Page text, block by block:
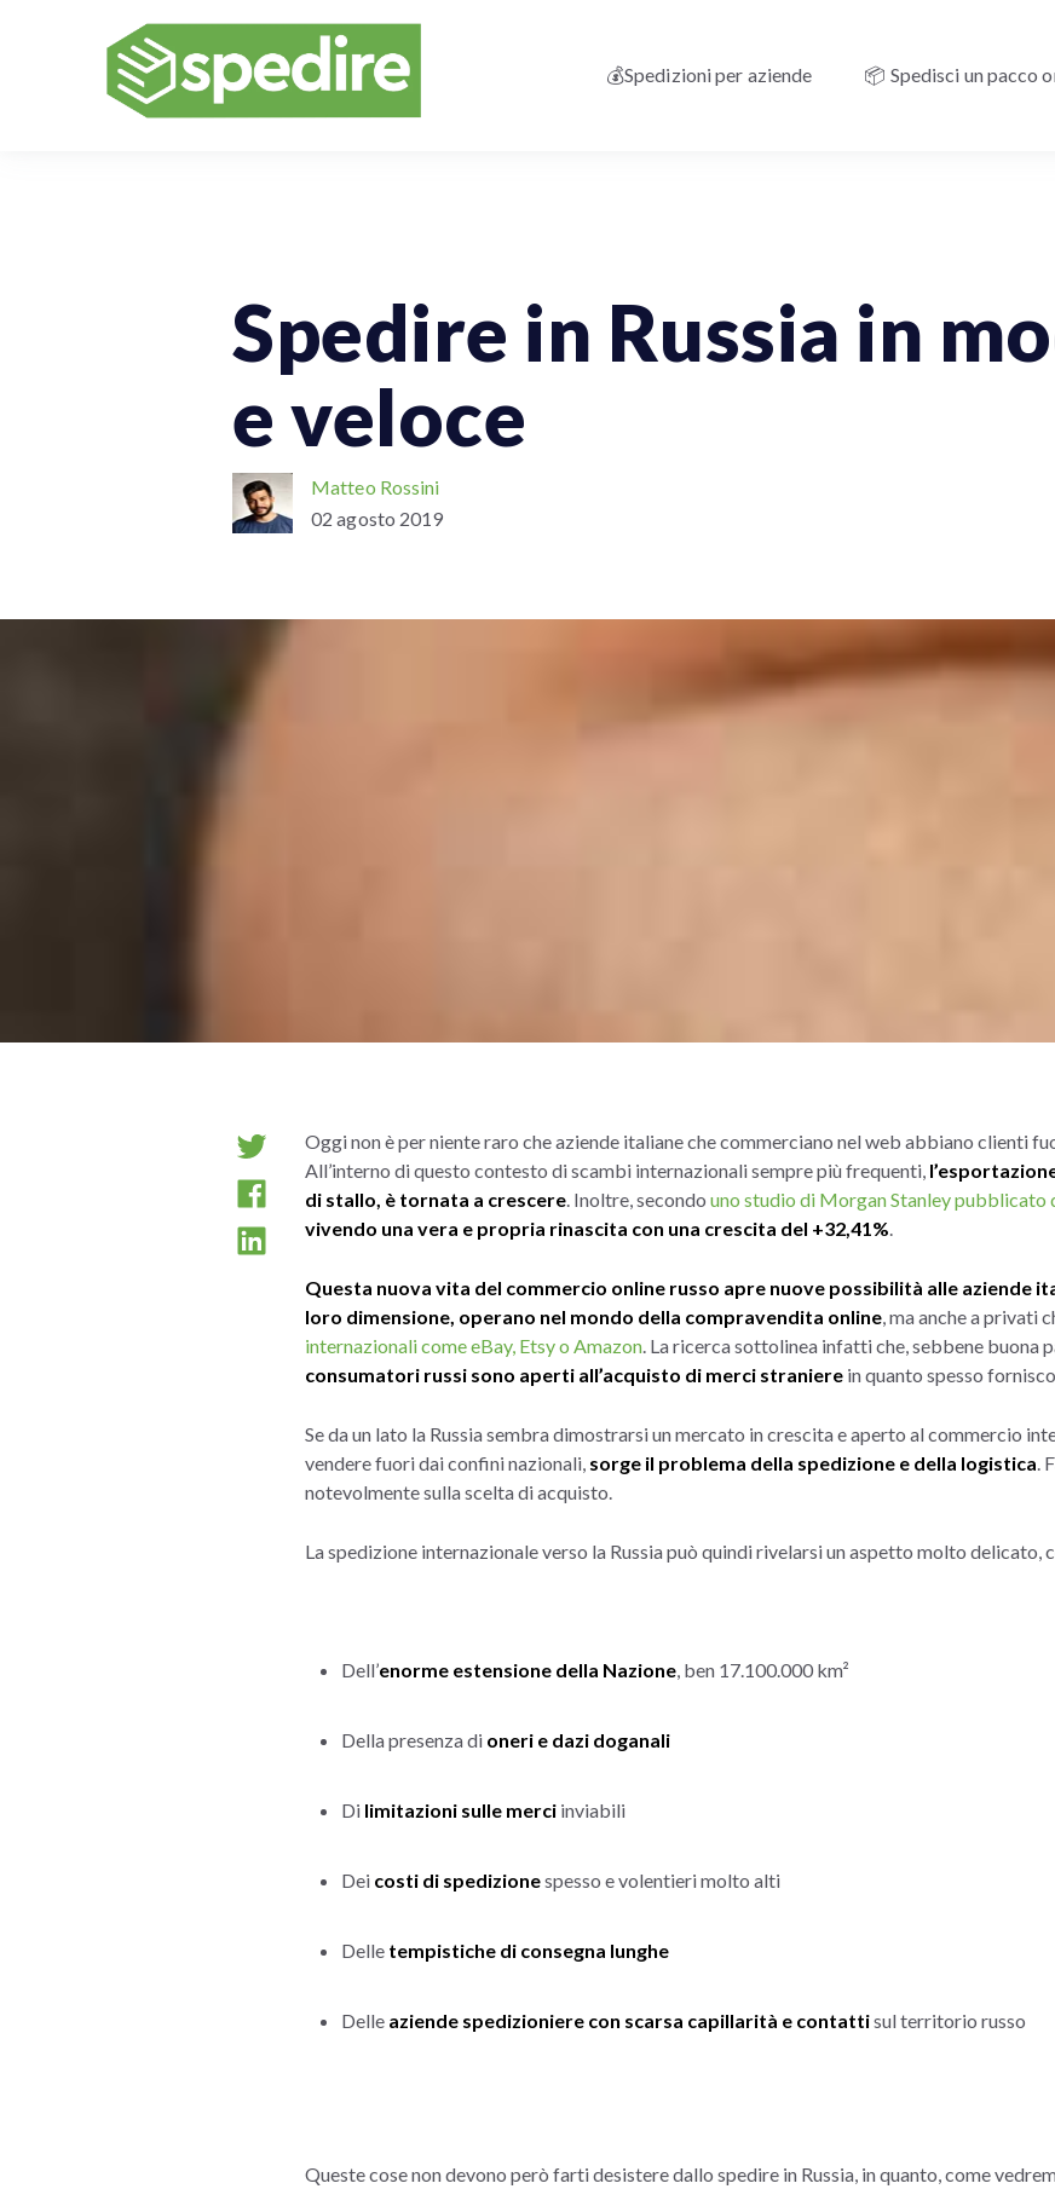
💰Spedizioni per aziende 📦 Spedisci un pacco
Spedire in Russia in
e veloce
Matteo Rossini
02 agosto 2019
Oggi non è per niente raro che aziende italiane che commerciano nel web abbiano clienti
All’interno di questo contesto di scambi internazionali sempre più frequenti,
di stallo, è tornata a crescere. Inoltre, secondo uno studio di Morgan Stanley pubblicato
vivendo una vera e propria rinascita con una crescita del +32,41%.
Questa nuova vita del commercio online russo apre nuove possibilità alle aziende
loro dimensione, operano nel mondo della compravendita online, ma anche a privati
internazionali come eBay, Etsy o Amazon. La ricerca sottolinea infatti che, sebbene buona
consumatori russi sono aperti all’acquisto di merci straniere in quanto spesso
Se da un lato la Russia sembra dimostrarsi un mercato in crescita e aperto al commercio
vendere fuori dai confini nazionali, sorge il problema della spedizione e della logistica.
notevolmente sulla scelta di acquisto.
La spedizione internazionale verso la Russia può quindi rivelarsi un aspetto molto delicato,
Dell’enorme estensione della Nazione, ben 17.100.000 km²
Della presenza di oneri e dazi doganali
Di limitazioni sulle merci inviabili
Dei costi di spedizionespesso e volentieri molto alti
Delle tempistiche di consegna lunghe
Delle aziende spedizioniere con scarsa capillarità e contattisul territorio russo
Queste cose non devono però farti desistere dallo spedire in Russia, in quanto, come